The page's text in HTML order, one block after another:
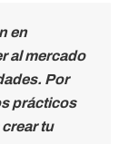
en
al mercado
Por
prácticos
tu